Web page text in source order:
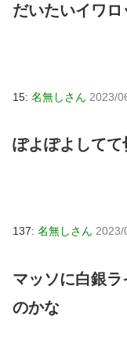
だいたいイワ
15: 名無しさん 2023/
ぽよぽよしてて
137: 名無しさん 2023/
マッソに白銀
のかな